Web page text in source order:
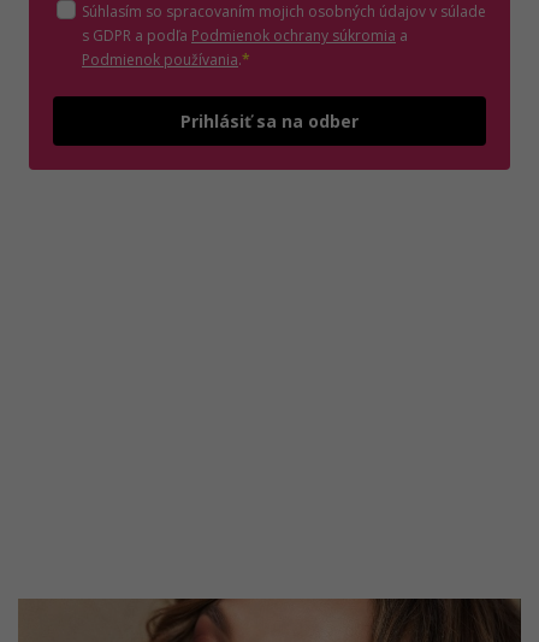
Súhlasím so spracovaním mojich osobných údajov v súlade
s GDPR a podľa Podmienok ochrany súkromia (otvorí sa v novom
a
Podmienok používania(otvorí sa v novom okne)
.*
Prihlásiť sa na odber